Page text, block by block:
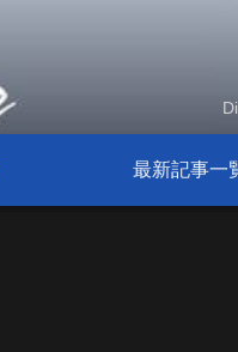
最新記事一